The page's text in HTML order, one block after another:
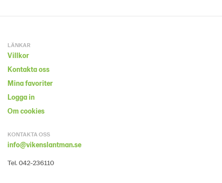
LÄNKAR
Villkor
Kontakta oss
Mina favoriter
Logga in
Om cookies
KONTAKTA OSS
info@vikenslantman.se
Tel. 042-236110